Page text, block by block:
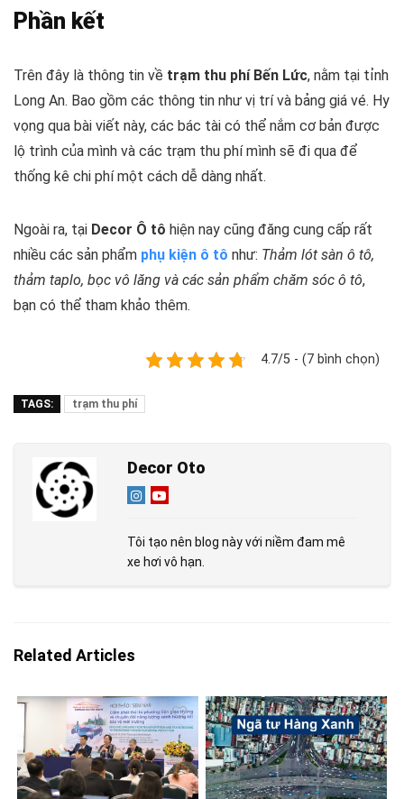
Phần kết
Trên đây là thông tin về trạm thu phí Bến Lức, nằm tại tỉnh
Long An. Bao gồm các thông tin như vị trí và bảng giá vé. Hy
vọng qua bài viết này, các bác tài có thể nắm cơ bản được
lộ trình của mình và các trạm thu phí mình sẽ đi qua để
thống kê chi phí một cách dễ dàng nhất.
Ngoài ra, tại Decor Ô tô hiện nay cũng đăng cung cấp rất
nhiều các sản phẩm phụ kiện ô tô như: Thảm lót sàn ô tô,
thảm taplo, bọc vô lăng và các sản phẩm chăm sóc ô tô,
bạn có thể tham khảo thêm.
4.7/5 - (7 bình chọn)
TAGS: trạm thu phí
Decor Oto
Tôi tạo nên blog này với niềm đam mê
xe hơi vô hạn.
Related Articles